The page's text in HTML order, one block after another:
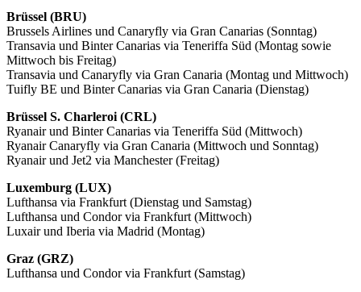
Brüssel (BRU)
Brussels Airlines und Canaryfly via Gran Canarias (Sonntag)
Transavia und Binter Canarias via Teneriffa Süd (Montag sowie
Mittwoch bis Freitag)
Transavia und Canaryfly via Gran Canaria (Montag und Mittwoch)
Tuifly BE und Binter Canarias via Gran Canaria (Dienstag)
Brüssel S. Charleroi (CRL)
Ryanair und Binter Canarias via Teneriffa Süd (Mittwoch)
Ryanair Canaryfly via Gran Canaria (Mittwoch und Sonntag)
Ryanair und Jet2 via Manchester (Freitag)
Luxemburg (LUX)
Lufthansa via Frankfurt (Dienstag und Samstag)
Lufthansa und Condor via Frankfurt (Mittwoch)
Luxair und Iberia via Madrid (Montag)
Graz (GRZ)
Lufthansa und Condor via Frankfurt (Samstag)